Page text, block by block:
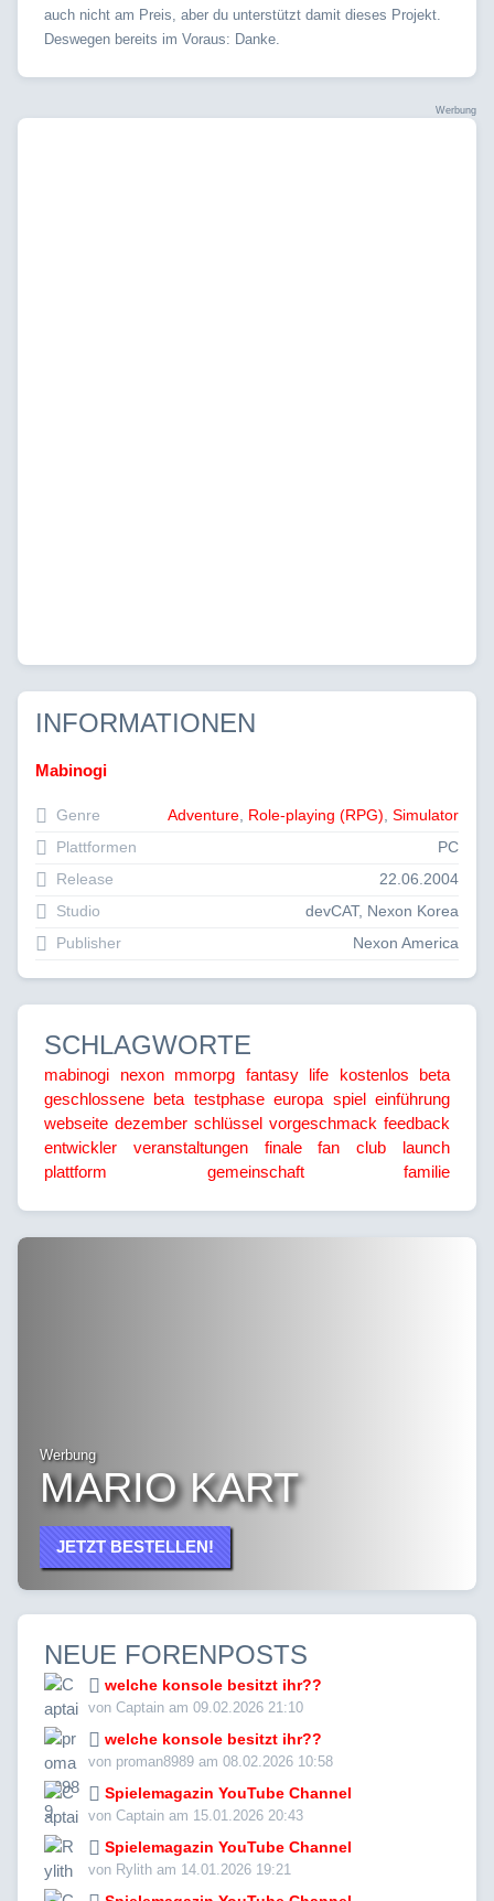
auch nicht am Preis, aber du unterstützt damit dieses Projekt.
Deswegen bereits im Voraus: Danke.
Werbung
INFORMATIONEN
Mabinogi
Genre Adventure Role-playing (RPG) Simulator
Plattformen
PC
Release
22.06.2004
Studio
devCAT, Nexon Korea
Publisher
Nexon America
SCHLAGWORTE
mabinogi nexon mmorpg fantasy life kostenlos
beta
geschlossene beta testphase europa spiel einführung
webseite dezember schlüssel vorgeschmack feedback
entwickler
veranstaltungen finale fan club
launch
plattform
gemeinschaft familie
Werbung
MARIO KART
JETZT BESTELLEN!
NEUE FORENPOSTS
welche konsole besitzt ihr??
von Captain am 09.02.2026 21:10
welche konsole besitzt ihr??
von proman8989 am 08.02.2026 10:58
Spielemagazin YouTube Channel
von Captain am 15.01.2026 20:43
Spielemagazin YouTube Channel
von Rylith am 14.01.2026 19:21